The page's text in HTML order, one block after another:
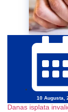
10 Augusta,
Danas isplata